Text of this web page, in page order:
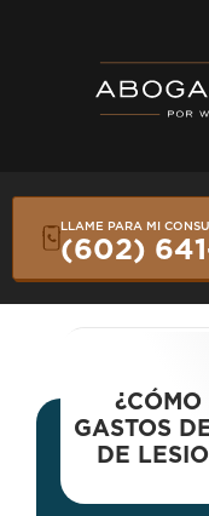
LLAME PARA MI
(602)
GASTOS
DE